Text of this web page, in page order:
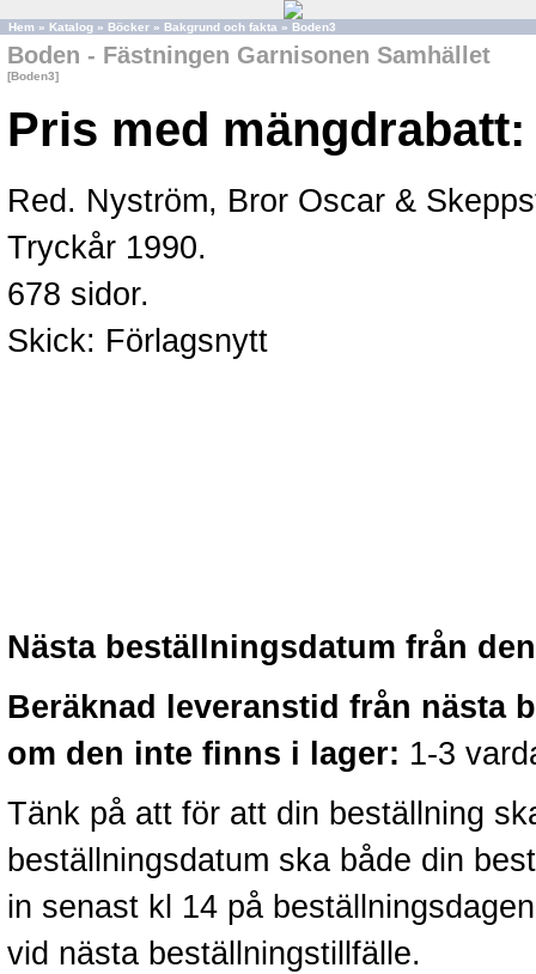
Hem » Katalog » Böcker » Bakgrund och fakta » Boden3
Boden - Fästningen Garnisonen Samhället
[Boden3]
Pris med mängdrabatt:
Red. Nyström, Bror Oscar &
Tryckår 1990.
678 sidor.
Skick: Förlagsnytt
Nästa beställningsdatum från
Beräknad leveranstid från nästa
om den inte finns i lager: 1-3
Tänk på att för att din beställning
beställningsdatum ska både din
in senast kl 14 på
vid nästa beställningstillfälle.